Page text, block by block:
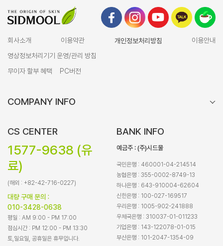
회사소개 이용약관 개인정보처리방침
이용안내
영상정보처리기기 운영/관리 방침
무이자 할부 혜택
PC버전
COMPANY INFO
CS CENTER
1577-9638 (유
료)
(해외 : +82-42-716-0227)
대량 구매 문의 :
010-3428-0638
평일 : AM 9:00 - PM 17:00
점심시간 : PM 12:00 - PM 13:30
토,일요일, 공휴일은 휴무입니다.
BANK INFO
예금주 : (주)시드물
국민은행 : 460001-04-214514
농협은행 : 355-0002-8749-13
하나은행 : 643-910004-62604
신한은행 : 100-027-169517
우리은행 : 1005-902-241888
우체국은행 : 310037-01-011233
기업은행 : 143-122078-01-015
부산은행 : 101-2047-1354-09